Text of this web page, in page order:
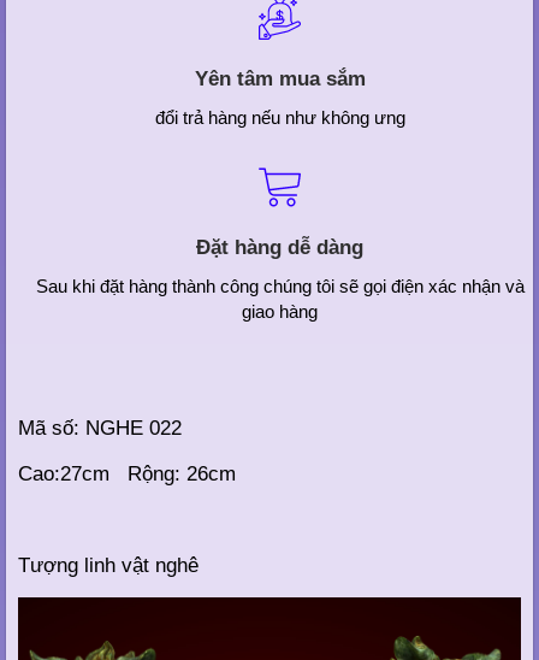
Yên tâm mua sắm
đổi trả hàng nếu như không ưng
Đặt hàng dễ dàng
Sau khi đặt hàng thành công chúng tôi sẽ gọi điện xác nhận và
giao hàng
Mã số: NGHE 022
Cao:27cm Rộng: 26cm
Tượng linh vật nghê